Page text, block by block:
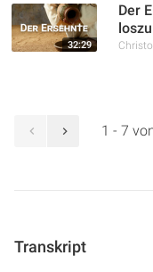
32:29
Der
1 - 7
Transkript